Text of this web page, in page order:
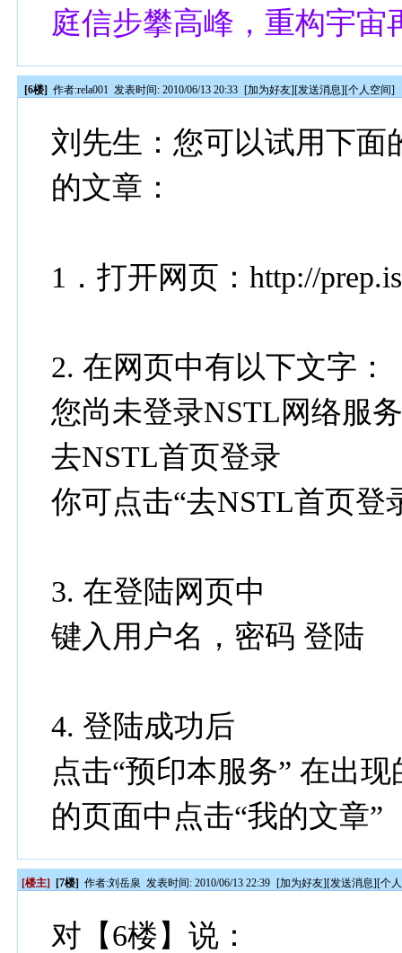
庭信步攀高峰，重构宇宙
[6楼] 作者:rela001 发表时间: 2010/06/13 20:33 [加为好友][发送消息][个人空间]
刘先生：您可以试用下面
的文章：
1．打开网页：http://
2. 在网页中有以下文字：
您尚未登录NSTL网络服
去NSTL首页登录
你可点击“去NSTL首页登
3. 在登陆网页中
键入用户名，密码 登陆
4. 登陆成功后
点击“预印本服务” 在出
的页面中点击“我的文章”
[楼主] [7楼] 作者:刘岳泉 发表时间: 2010/06/13 22:39 [加为好友][发送消息][个
对【6楼】说：